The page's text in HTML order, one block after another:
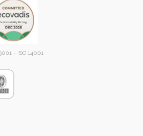
- ISO 14001